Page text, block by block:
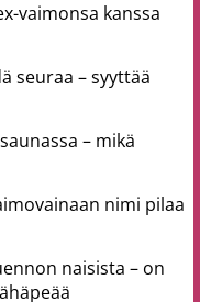
vaimonsa kanssa
seuraa – syyttää
– mikä
nimi pilaa
naisista – on